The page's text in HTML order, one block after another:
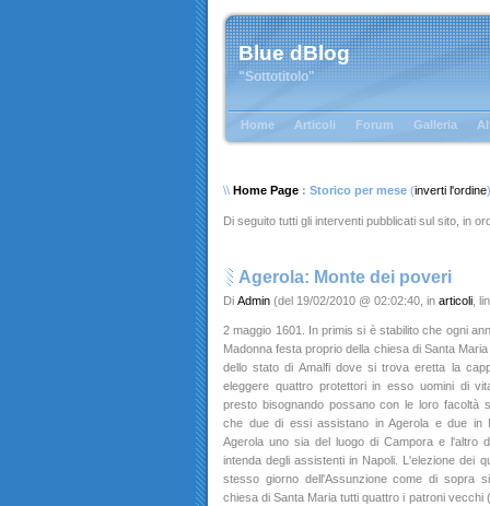
Blue dBlog
"Sottotitolo"
Home Articoli Forum Galleria
\\ Home Page : Storico per mese (inverti l'ordine)
Di seguito tutti gli interventi pubblicati sul sito, in
Agerola: Monte dei poveri
Di Admin (del 19/02/2010 @ 02:02:40, in articoli ,
2 maggio 1601. In primis si è stabilito che ogni
Madonna festa proprio della chiesa di Santa
dello stato di Amalfi dove si trova eretta la
eleggere quattro protettori in esso uomini di
presto bisognando possano con le loro facoltà
che due di essi assistano in Agerola e due in
Agerola uno sia del luogo di Campora e l'altro
intenda degli assistenti in Napoli. L'elezione dei
stesso giorno dell'Assunzione come di sopra
chiesa di Santa Maria tutti quattro i patroni